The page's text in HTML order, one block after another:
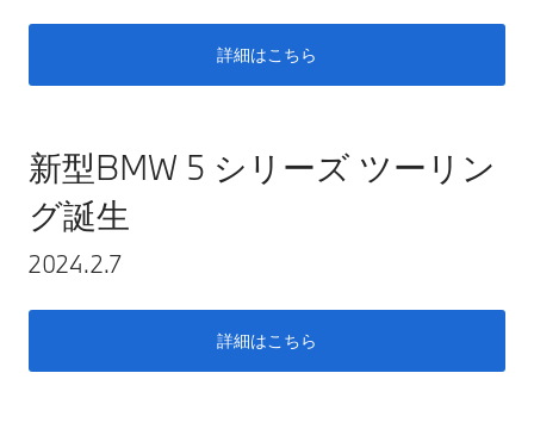
詳細はこちら
新型BMW 5 シリーズ ツーリン
グ誕生
2024.2.7
詳細はこちら